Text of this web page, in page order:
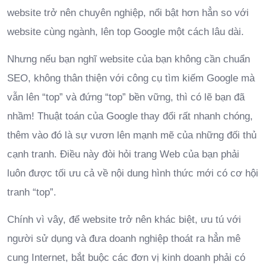
website trở nên chuyên nghiệp, nổi bật hơn hẳn so với
website cùng ngành, lên top Google một cách lâu dài.
Nhưng nếu bạn nghĩ website của bạn không cần chuẩn
SEO, không thân thiện với công cụ tìm kiếm Google mà
vẫn lên “top” và đứng “top” bền vững, thì có lẽ bạn đã
nhầm! Thuật toán của Google thay đổi rất nhanh chóng,
thêm vào đó là sự vươn lên mạnh mẽ của những đối thủ
cạnh tranh. Điều này đòi hỏi trang Web của bạn phải
luôn được tối ưu cả về nội dung hình thức mới có cơ hội
tranh “top”.
Chính vì vây, để website trở nên khác biệt, ưu tú với
người sử dụng và đưa doanh nghiệp thoát ra hẳn mê
cung Internet, bắt buộc các đơn vị kinh doanh phải có